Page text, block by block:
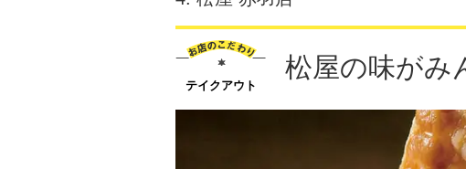
テイクアウト
松屋の味がみ